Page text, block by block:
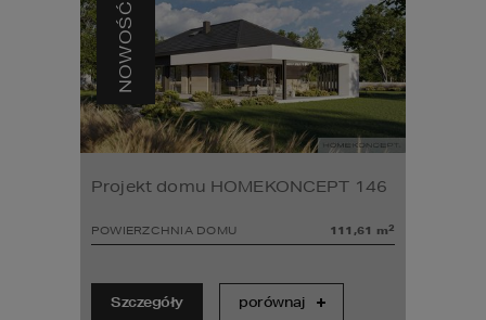
NOWOŚĆ
Projekt domu HOMEKONCEPT 146
POWIERZCHNIA DOMU 111,61 m2
Szczegóły porównaj